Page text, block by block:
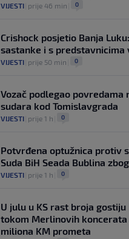
VIJESTI prije 46 min 0
Crishock posjetio Banja
sastanke i s predstavnicima
VIJESTI prije 50 min 0
Vozač podlegao povredama
sudara kod Tomislavgrada
VIJESTI prije 1 h 0
Potvrđena optužnica protiv
Suda BiH Seada Bublina
VIJESTI prije 1 h 0
U julu u KS rast broja gostiju
tokom Merlinovih koncerata
miliona KM prometa